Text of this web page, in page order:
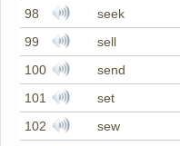
98
seek
99
sell
100
send
101
set
102
sew